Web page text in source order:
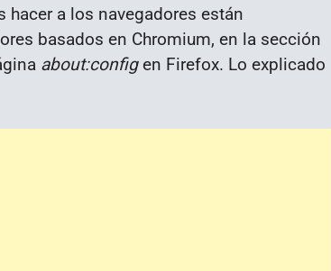
a los navegadores están
basados en Chromium, en la sección
about:configen Firefox. Lo explicado